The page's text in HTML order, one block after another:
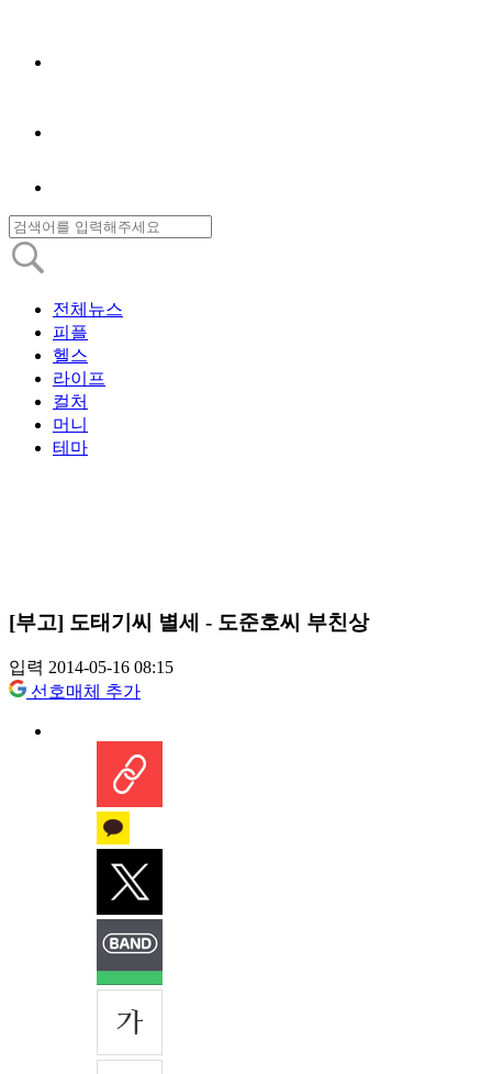
전체뉴스
피플
헬스
라이프
컬처
머니
테마
[부고] 도태기씨 별세 - 도준호씨 부친상
입력 2014-05-16 08:15
선호매체 추가